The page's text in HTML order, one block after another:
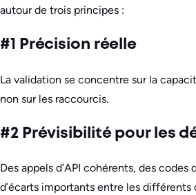
autour de trois principes :
#1 Précision réelle
La validation se concentre sur la
non sur les raccourcis.
#2 Prévisibilité pour les
Des appels d’API cohérents, des codes
d’écarts importants entre les différents